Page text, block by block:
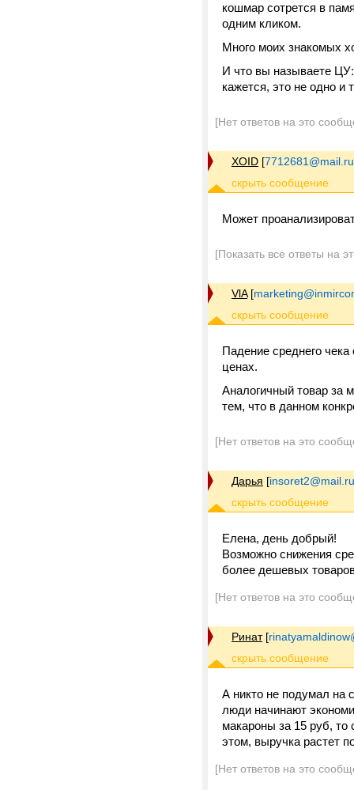
кошмар сотрется в
одним кликом.
Много моих знакомых
И что вы называете
кажется, это не одно и
[Нет ответов на это
XOID [7712681@mail.ru
Может
[Показать все ответы на
VlA [
Падение среднего чека
ценах.
Аналогичный товар за
тем, что в данном
[Нет ответов на это
Дарья [insoret2@mail.ru
Елена, день добрый!
Возможно снижения
более дешевых
[Нет ответов на это
Ринат [
А никто не подумал на
люди начинают
макароны за 15 руб,
этом, выручка растет
[Нет ответов на это